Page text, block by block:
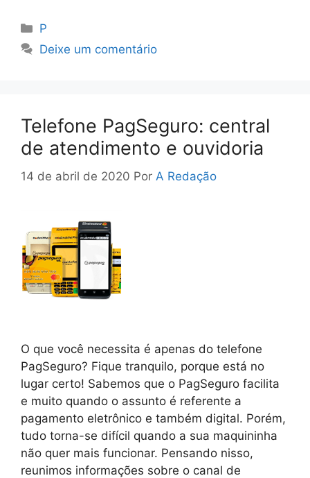
Categorias
P
Deixe um comentário
Telefone PagSeguro: central
de atendimento e ouvidoria
14 de abril de 2020 Por A Redação
O que você necessita é apenas do telefone
PagSeguro? Fique tranquilo, porque está no
lugar certo! Sabemos que o PagSeguro facilita
e muito quando o assunto é referente a
pagamento eletrônico e também digital. Porém,
tudo torna-se difícil quando a sua maquininha
não quer mais funcionar. Pensando nisso,
reunimos informações sobre o canal de